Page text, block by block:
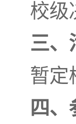
校级
三、
暂定
四